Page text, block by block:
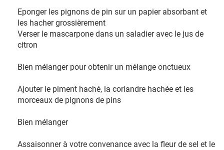
Eponger les pignons de pin sur un papier absorbant et
les hacher grossièrement
Verser le mascarpone dans un saladier avec le jus de
citron
Bien mélanger pour obtenir un mélange onctueux
Ajouter le piment haché, la coriandre hachée et les
morceaux de pignons de pins
Bien mélanger
Assaisonner à votre convenance avec la fleur de sel et le